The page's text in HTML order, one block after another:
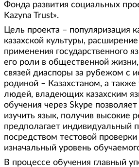
Фонда развития социальных
Kazyna Trust».
Цель проекта – популяризация
казахской культуры,
применения государственного
его роли в общественной
связей диаспоры за рубежом с
родиной – Казахстаном, а
людей, владеющих казахским
обучения через Skype
изучить язык, получив высокие
предполагает индивидуальный
посредством тестовой
изначальный уровень
В процессе обучения главный